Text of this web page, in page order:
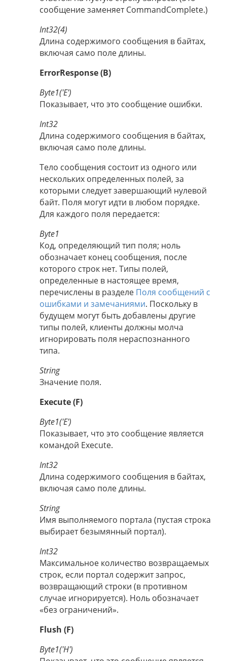
сообщение заменяет CommandComplete.)
Int32(4)
Длина содержимого сообщения в байтах,
включая само поле длины.
ErrorResponse (B)
Byte1('E')
Показывает, что это сообщение ошибки.
Int32
Длина содержимого сообщения в байтах,
включая само поле длины.
Тело сообщения состоит из одного или
нескольких определенных полей, за
которыми следует завершающий нулевой
байт. Поля могут идти в любом порядке.
Для каждого поля передается:
Byte1
Код, определяющий тип поля; ноль
обозначает конец сообщения, после
которого строк нет. Типы полей,
определенные в настоящее время,
перечислены в разделе Поля сообщений с
ошибками и замечаниями. Поскольку в
будущем могут быть добавлены другие
типы полей, клиенты должны молча
игнорировать поля нераспознанного
типа.
String
Значение поля.
Execute (F)
Byte1('E')
Показывает, что это сообщение является
командой Execute.
Int32
Длина содержимого сообщения в байтах,
включая само поле длины.
String
Имя выполняемого портала (пустая строка
выбирает безымянный портал).
Int32
Максимальное количество возвращаемых
строк, если портал содержит запрос,
возвращающий строки (в противном
случае игнорируется). Ноль обозначает
«без ограничений».
Flush (F)
Byte1('H')